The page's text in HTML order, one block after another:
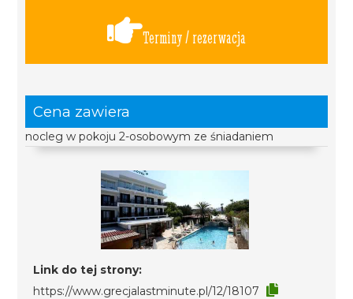
Terminy / rezerwacja
Cena zawiera
nocleg w pokoju 2-osobowym ze śniadaniem
Link do tej strony:
https://www.grecjalastminute.pl/12/18107